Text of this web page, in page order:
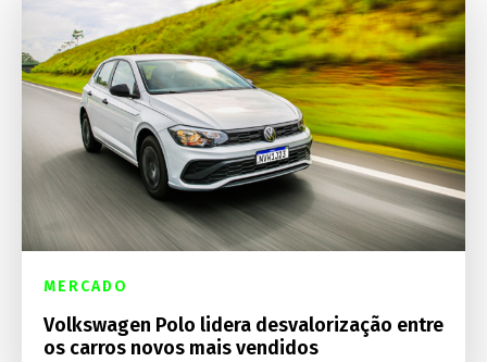
MERCADO
Volkswagen Polo lidera desvalorização entre
os carros novos mais vendidos